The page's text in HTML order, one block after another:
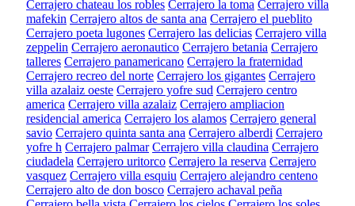
Cerrajero chateau los robles Cerrajero la toma Cerrajero villa
mafekin Cerrajero altos de santa ana Cerrajero el pueblito
Cerrajero poeta lugones Cerrajero las delicias Cerrajero villa
zeppelin Cerrajero aeronautico Cerrajero betania Cerrajero
talleres Cerrajero panamericano Cerrajero la fraternidad
Cerrajero recreo del norte Cerrajero los gigantes Cerrajero
villa azalaiz oeste Cerrajero yofre sud Cerrajero centro
america Cerrajero villa azalaiz Cerrajero ampliacion
residencial america Cerrajero los alamos Cerrajero general
savio Cerrajero quinta santa ana Cerrajero alberdi Cerrajero
yofre h Cerrajero palmar Cerrajero villa claudina Cerrajero
ciudadela Cerrajero uritorco Cerrajero la reserva Cerrajero
vasquez Cerrajero villa esquiu Cerrajero alejandro centeno
Cerrajero alto de don bosco Cerrajero achaval peña